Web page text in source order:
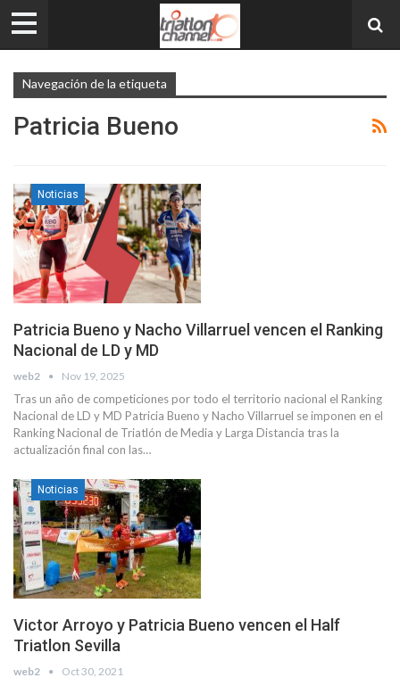
Navegación de la etiqueta
Patricia Bueno
Noticias
Patricia Bueno y Nacho Villarruel vencen el Ranking
Nacional de LD y MD
web2 Nov 19, 2025
Tras un año de competiciones por todo el territorio nacional el Ranking
Nacional de LD y MD Patricia Bueno y Nacho Villarruel se imponen en el
Ranking Nacional de Triatlón de Media y Larga Distancia tras la
actualización final con las…
Noticias
Victor Arroyo y Patricia Bueno vencen el Half
Triatlon Sevilla
web2 Oct 30, 2021